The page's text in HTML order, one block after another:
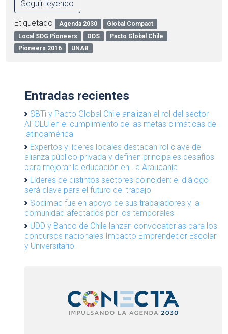
Seguir leyendo
Etiquetado Agenda 2030
Global Compact
Local SDG Pioneers
ODS
Pacto Global Chile
Pioneers 2016
UNAB
Entradas recientes
SBTi y Pacto Global Chile analizan el rol del sector
AFOLU en el cumplimiento de las metas climáticas de
latinoamérica
Expertos y líderes locales destacan rol clave de
alianza público-privada y definen principales desafíos
para mejorar la educación en La Araucanía
Líderes de distintos sectores coinciden: el diálogo
será clave para el futuro del trabajo
Sodimac fue en apoyo de sus trabajadores y la
comunidad afectados por los temporales
UDD y Banco de Chile lanzan convocatorias para los
concursos nacionales Impacto Emprendedor Escolar
y Universitario